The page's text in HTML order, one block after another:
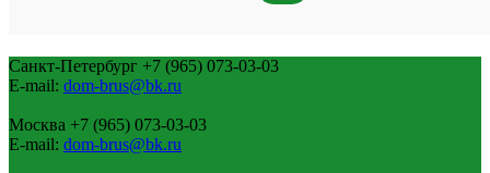
Санкт-Петербург +7 (965) 073-03-03
E-mail: dom-brus@bk.ru
Москва +7 (965) 073-03-03
E-mail: dom-brus@bk.ru